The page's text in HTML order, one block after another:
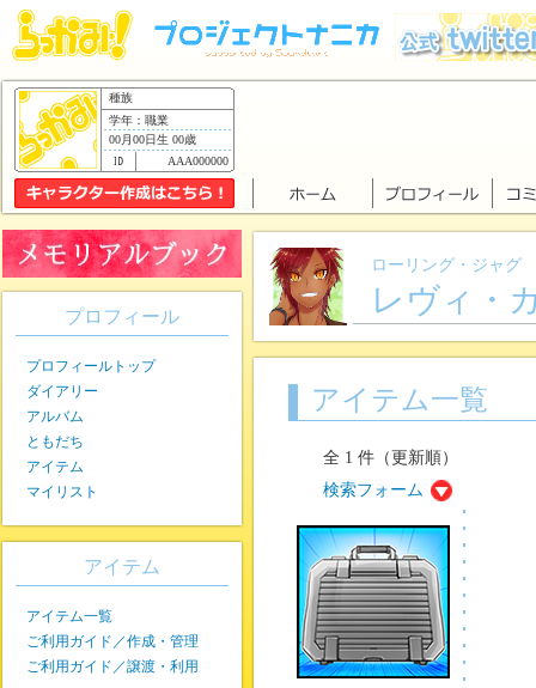
種族
学年：職業
00月00日生 00歳
AAA000000
ローリング・ジャグ
レヴィ・
アイテム一覧
全 1 件（更新順）
検索フォーム
プロフィール
プロフィールトップ
ダイアリー
アルバム
ともだち
アイテム
マイリスト
アイテム
アイテム一覧
ご利用ガイド／作成・管理
ご利用ガイド／譲渡・利用